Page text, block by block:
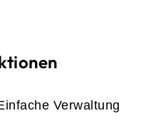
Verwaltung